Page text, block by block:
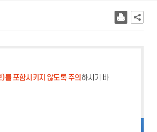
로
가
를 포함시키지 않도록 주의 하시기 바